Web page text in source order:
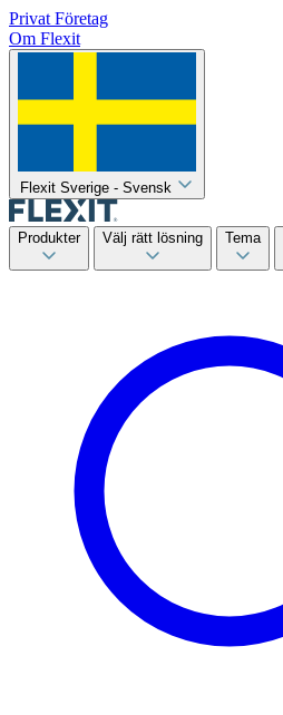
Privat Företag
Om Flexit
Flexit Sverige - Svensk
Produkter Välj rätt lösning Tema